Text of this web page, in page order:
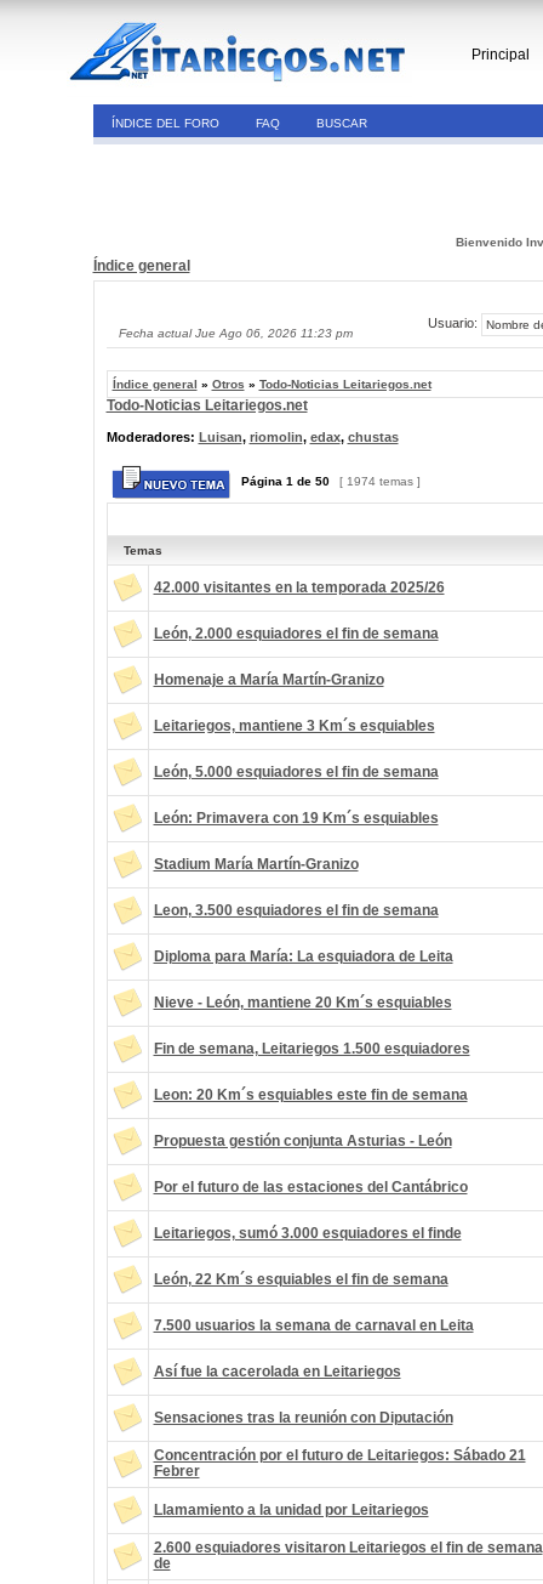
Principal
ÍNDICE DEL FORO FAQ BUSCAR
Bienvenido
Índice general
Fecha actual Jue Ago 06, 2026 11:23 pm
Usuario:
Índice general » Otros » Todo-Noticias Leitariegos.net
Todo-Noticias Leitariegos.net
Moderadores: Luisan, riomolin, edax, chustas
Página 1 de 50 [ 1974 temas ]
Temas
42.000 visitantes en la temporada 2025/26
León, 2.000 esquiadores el fin de semana
Homenaje a María Martín-Granizo
Leitariegos, mantiene 3 Km´s esquiables
León, 5.000 esquiadores el fin de semana
León: Primavera con 19 Km´s esquiables
Stadium María Martín-Granizo
Leon, 3.500 esquiadores el fin de semana
Diploma para María: La esquiadora de Leita
Nieve - León, mantiene 20 Km´s esquiables
Fin de semana, Leitariegos 1.500 esquiadores
Leon: 20 Km´s esquiables este fin de semana
Propuesta gestión conjunta Asturias - León
Por el futuro de las estaciones del Cantábrico
Leitariegos, sumó 3.000 esquiadores el finde
León, 22 Km´s esquiables el fin de semana
7.500 usuarios la semana de carnaval en Leita
Así fue la cacerolada en Leitariegos
Sensaciones tras la reunión con Diputación
Concentración por el futuro de Leitariegos: Sábado 21
Febrer
Llamamiento a la unidad por Leitariegos
2.600 esquiadores visitaron Leitariegos el fin de semana
de